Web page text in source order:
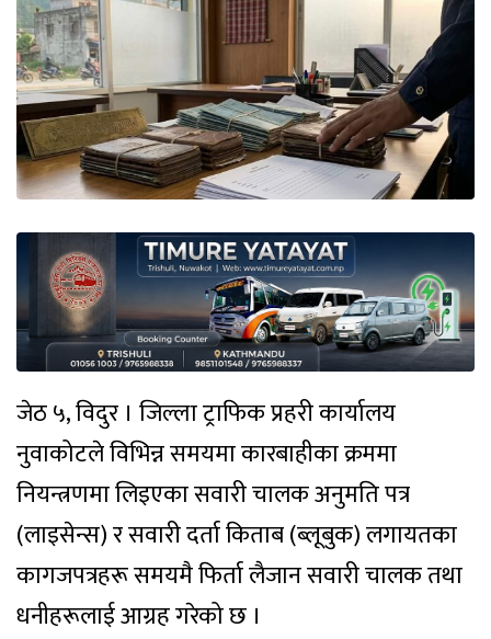
जेठ ५, विदुर । जिल्ला ट्राफिक प्रहरी कार्यालय
नुवाकोटले विभिन्न समयमा कारबाहीका क्रममा
नियन्त्रणमा लिइएका सवारी चालक अनुमति पत्र
(लाइसेन्स) र सवारी दर्ता किताब (ब्लूबुक) लगायतका
कागजपत्रहरू समयमै फिर्ता लैजान सवारी चालक तथा
धनीहरूलाई आग्रह गरेको छ ।